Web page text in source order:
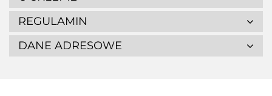
REGULAMIN
DANE ADRESOWE